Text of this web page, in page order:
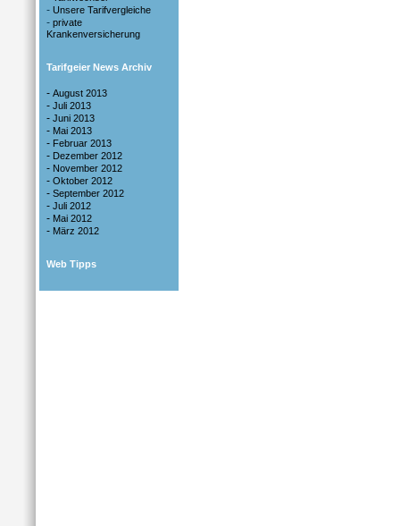
- Unsere Tarifvergleiche
- private
Krankenversicherung
Tarifgeier News Archiv
- August 2013
- Juli 2013
- Juni 2013
- Mai 2013
- Februar 2013
- Dezember 2012
- November 2012
- Oktober 2012
- September 2012
- Juli 2012
- Mai 2012
- März 2012
Web Tipps